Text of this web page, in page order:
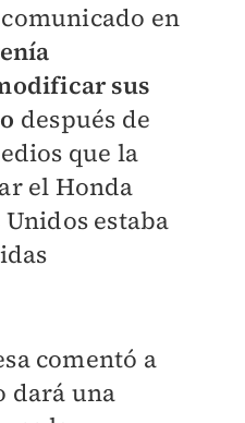
en
sus
después de
que la
el Honda
estaba
comentó a
dará una